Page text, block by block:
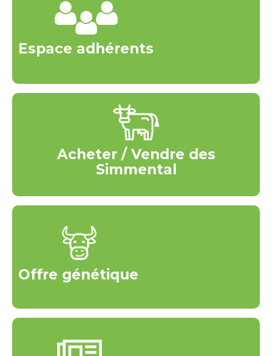
Espace adhérents
Acheter / Vendre des
Simmental
Offre génétique